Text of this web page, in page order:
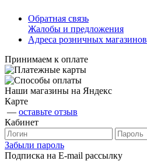
Обратная связь
Жалобы и предложения
Адреса розничных магазинов
Принимаем к оплате
Наши магазины на Яндекс
Карте
— оставьте отзыв
Кабинет
Забыли пароль
Подписка на E-mail рассылку